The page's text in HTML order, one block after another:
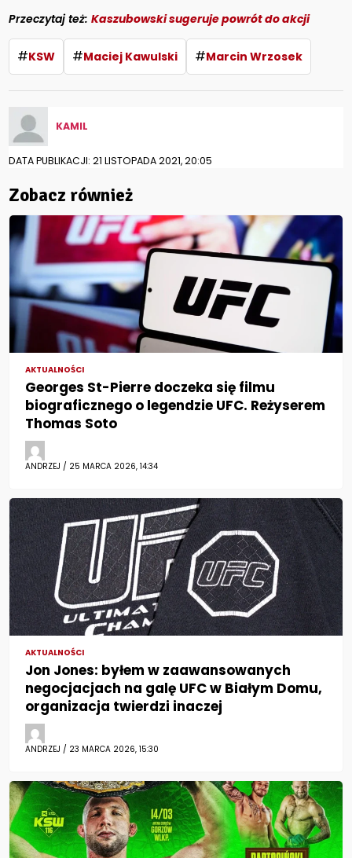
Przeczytaj też:Kaszubowski sugeruje powrót do akcji
#KSW #Maciej Kawulski #Marcin Wrzosek
KAMIL
DATA PUBLIKACJI: 21 LISTOPADA 2021, 20:05
Zobacz również
AKTUALNOŚCI
Georges St-Pierre doczeka się filmu
biograficznego o legendzie UFC. Reżyserem
Thomas Soto
ANDRZEJ / 25 MARCA 2026, 14:34
AKTUALNOŚCI
Jon Jones: byłem w zaawansowanych
negocjacjach na galę UFC w Białym Domu,
organizacja twierdzi inaczej
ANDRZEJ / 23 MARCA 2026, 15:30